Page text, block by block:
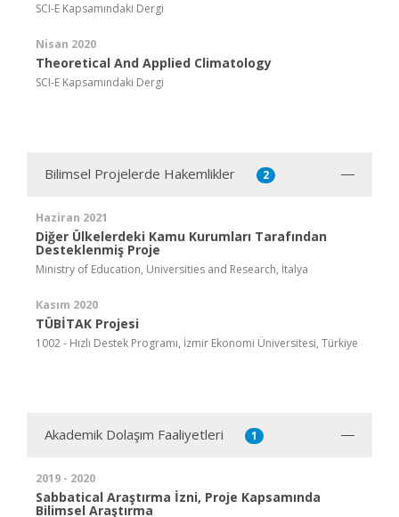
SCI-E Kapsamındaki Dergi
Nisan 2020
Theoretical And Applied Climatology
SCI-E Kapsamındaki Dergi
Bilimsel Projelerde Hakemlikler 2
Haziran 2021
Diğer Ülkelerdeki Kamu Kurumları Tarafından
Desteklenmiş Proje
Ministry of Education, Universities and Research, İtalya
Kasım 2020
TÜBİTAK Projesi
1002 - Hızlı Destek Programı, İzmir Ekonomi Üniversitesi, Türkiye
Akademik Dolaşım Faaliyetleri 1
2019 - 2020
Sabbatical Araştırma İzni, Proje Kapsamında
Bilimsel Araştırma